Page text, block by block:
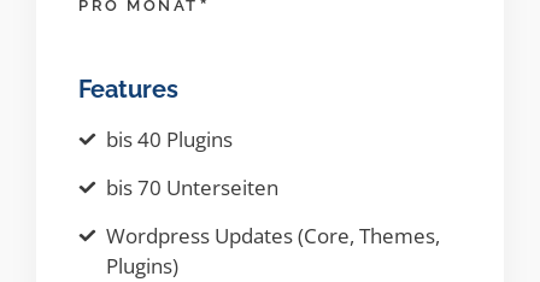
PRO MONAT *
Features
bis 40 Plugins
bis 70 Unterseiten
Wordpress Updates (Core, Themes,
Plugins)